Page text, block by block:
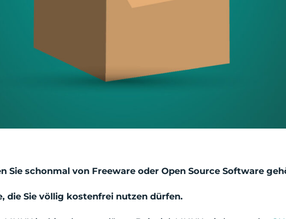
Sie schonmal von Freeware oder Open Source Software
die Sie völlig kostenfrei nutzen dürfen.